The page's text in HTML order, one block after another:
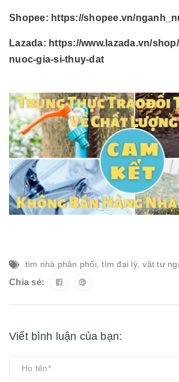
Shopee: https://shopee.vn/
Lazada: https://www.lazada.vn/
nuoc-gia-si-thuy-dat
tìm nhà phân phối ,tìm đại lý,vật tư
Chia sẻ:
Viết bình luận của bạn: